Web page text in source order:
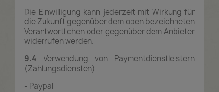
Die Einwilligung kann jederzeit mit Wirkung für
die Zukunft gegenüber dem oben bezeichneten
Verantwortlichen oder gegenüber dem Anbieter
widerrufen werden.
9.4 Verwendung von Paymentdienstleistern
(Zahlungsdiensten)
- Paypal